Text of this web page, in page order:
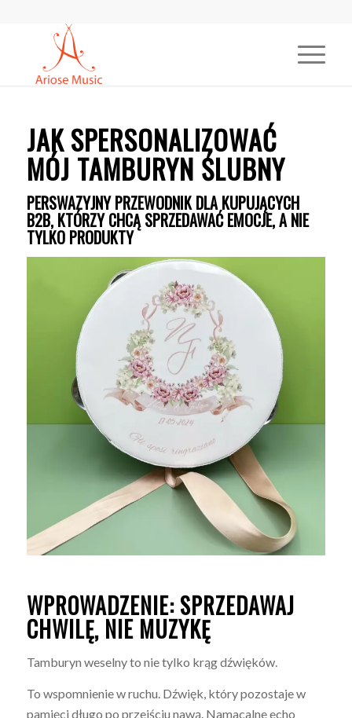
JAK SPERSONALIZOWAĆ
MÓJ TAMBURYN ŚLUBNY
PERSWAZYJNY PRZEWODNIK DLA KUPUJĄCYCH
B2B, KTÓRZY CHCĄ SPRZEDAWAĆ EMOCJE, A NIE
TYLKO PRODUKTY
WPROWADZENIE: SPRZEDAWAJ
CHWILĘ, NIE MUZYKĘ
Tamburyn weselny to nie tylko krąg dźwięków.
To wspomnienie w ruchu. Dźwięk, który pozostaje w
pamięci długo po przejściu nawą. Namacalne echo